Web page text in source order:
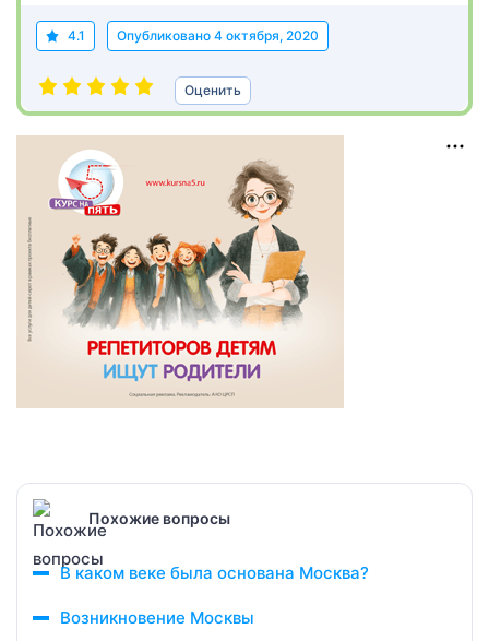
4.1 Опубликовано 4 октября, 2020
Оценить
Похожие вопросы
В каком веке была основана Москва?
Возникновение Москвы